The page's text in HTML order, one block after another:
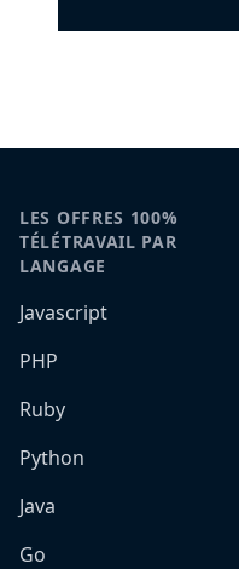
LES OFFRES 100%
TÉLÉTRAVAIL PAR
LANGAGE
Javascript
PHP
Ruby
Python
Java
Go